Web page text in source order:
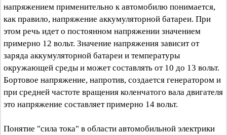
напряжением применительно к автомобилю понимается,
как правило, напряжение аккумуляторной батареи. При
этом речь идет о постоянном напряжении значением
примерно 12 вольт. Значение напряжения зависит от
заряда аккумуляторной батареи и температуры
окружающей среды и может составлять от 10 до 13 вольт.
Бортовое напряжение, напротив, создается генератором и
при средней частоте вращения коленчатого вала двигателя
это напряжение составляет примерно 14 вольт.
Понятие "сила тока" в области автомобильной электрики